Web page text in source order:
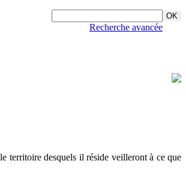
Recherche avancée
territoire desquels il réside veilleront à ce que